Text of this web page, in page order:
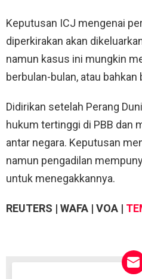
Keputusan ICJ mengenai
diperkirakan akan
namun kasus ini mungkin
berbulan-bulan, atau
Didirikan setelah Perang
hukum tertinggi di PBB dan
antar negara. Keputusan
namun pengadilan
untuk menegakkannya.
REUTERS | WAFA | VOA |